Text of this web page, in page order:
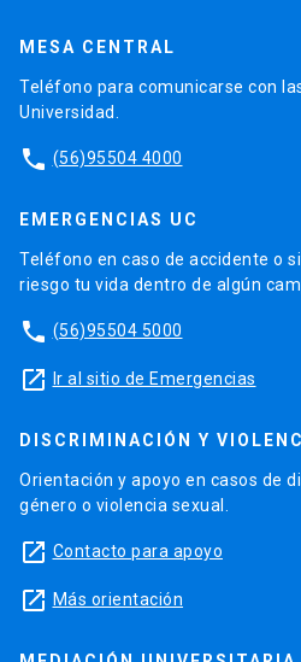
MESA CENTRAL
Teléfono para comunicarse con
Universidad.
phone (56)95504 4000
EMERGENCIAS UC
Teléfono en caso de accidente o
riesgo tu vida dentro de algún
phone (56)95504 5000
launch Ir al sitio de Emergencias
DISCRIMINACIÓN Y
Orientación y apoyo en casos de
género o violencia sexual.
launch Contacto para apoyo
launch Más orientación